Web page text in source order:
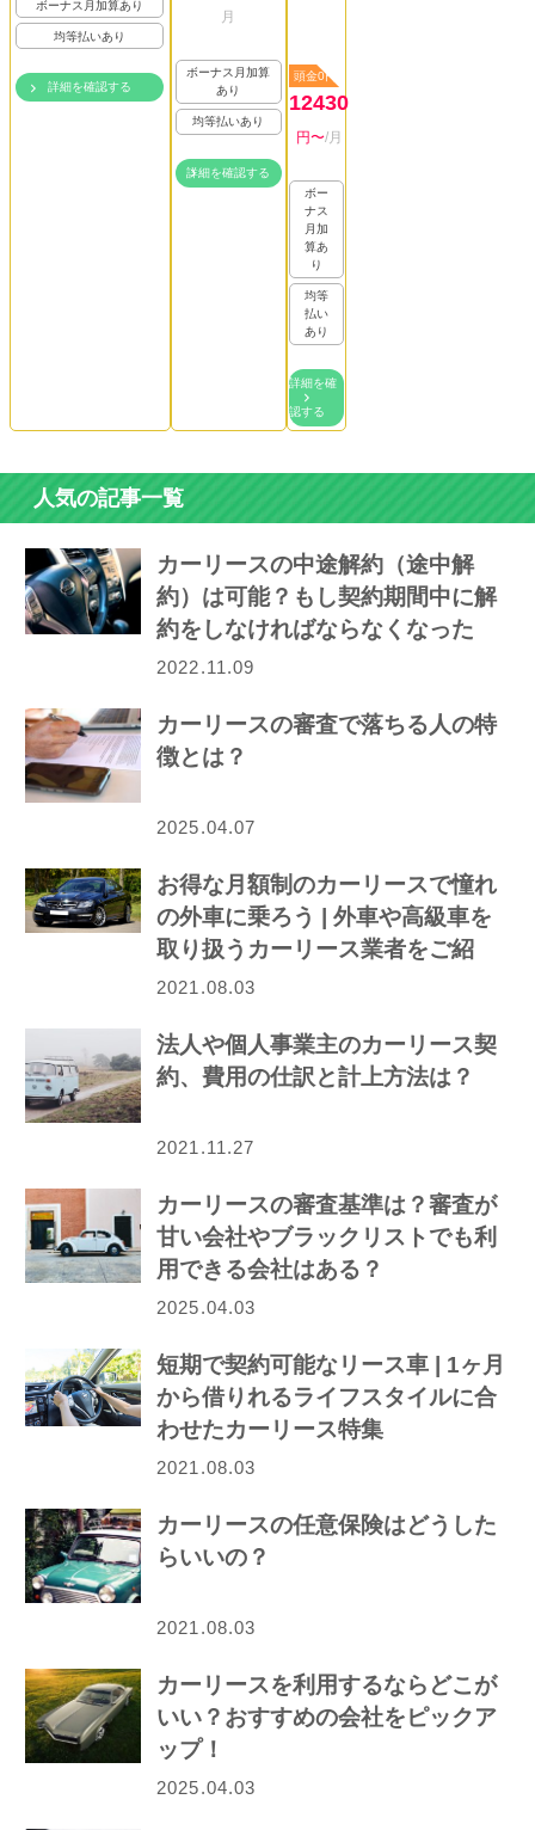
ボーナス月加算あり
均等払いあり
詳細を確認する
月
ボーナス月加算
あり
均等払いあり
詳細を確認する
頭金0円
12430
円〜/月
ボー
ナス
月加
算あ
り
均等
払い
あり
詳細を確
認する
人気の記事一覧
カーリースの中途解約（途中解
約）は可能？もし契約期間中に解
約をしなければならなくなった
ら…
2022.11.09
カーリースの審査で落ちる人の特
徴とは？
2025.04.07
お得な月額制のカーリースで憧れ
の外車に乗ろう | 外車や高級車を
取り扱うカーリース業者をご紹
介！
2021.08.03
法人や個人事業主のカーリース契
約、費用の仕訳と計上方法は？
2021.11.27
カーリースの審査基準は？審査が
甘い会社やブラックリストでも利
用できる会社はある？
2025.04.03
短期で契約可能なリース車 | 1ヶ月
から借りれるライフスタイルに合
わせたカーリース特集
2021.08.03
カーリースの任意保険はどうした
らいいの？
2021.08.03
カーリースを利用するならどこが
いい？おすすめの会社をピックア
ップ！
2025.04.03